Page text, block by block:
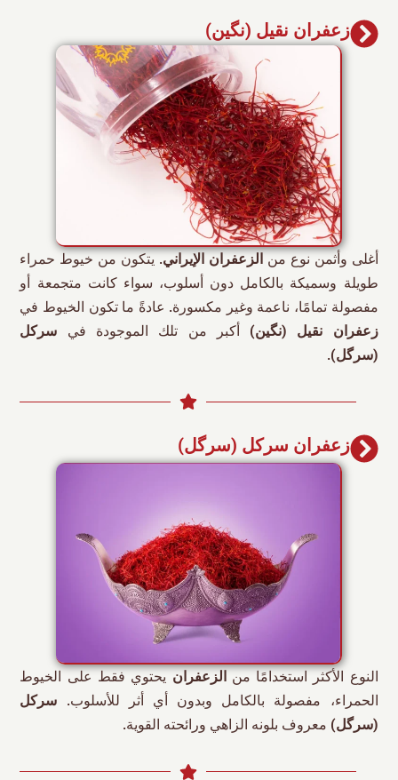
زعفران نقیل (نگین)
أغلى وأثمن نوع منالزعفران الإيراني. يتكون من خيوط حمراء
طويلة وسميكة بالكامل دون أسلوب، سواء كانت متجمعة أو
مفصولة تمامًا، ناعمة وغير مكسورة. عادةً ما تكون الخيوط في
زعفران نقیل (نگین) أكبر من تلك الموجودة في سرکل
(سرگل).
زعفران سرکل (سرگل)
النوع الأكثر استخدامًا منالزعفرانيحتوي فقط على الخيوط
الحمراء، مفصولة بالكامل وبدون أي أثر للأسلوب. سرکل
(سرگل) معروف بلونه الزاهي ورائحته القوية.